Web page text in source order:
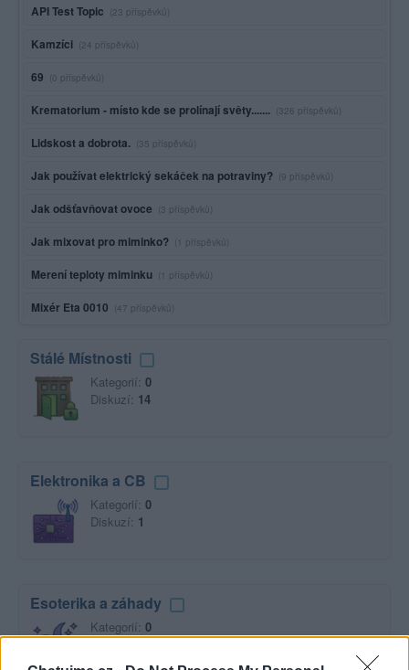
API Test Topic (23 příspěvků)
Kamzíci (24 příspěvků)
69 (0 příspěvků)
Krematorium - místo kde se prolínají světy....... (326 příspěvků)
Lidskost a dobrota. (35 příspěvků)
Jak používat elektrický sekáček na potraviny? (9 příspěvků)
Jak odšťavňovat ovoce (3 příspěvků)
Jak mixovat pro miminko? (1 příspěvků)
Merení teploty miminku (1 příspěvků)
Mixér Eta 0010 (47 příspěvků)
Stálé Místnosti
Kategorií: 0
Diskuzí: 14
Elektronika a CB
Kategorií: 0
Diskuzí: 1
Esoterika a záhady
Kategorií: 0
Diskuzí:9